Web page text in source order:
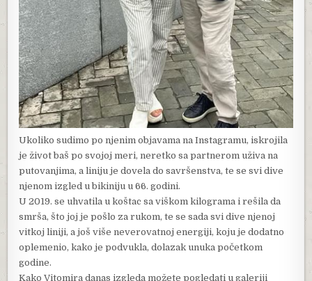
Ukoliko sudimo po njenim objavama na Instagramu, iskrojila
je život baš po svojoj meri, neretko sa partnerom uživa na
putovanjima, a liniju je dovela do savršenstva, te se svi dive
njenom izgled u bikiniju u 66. godini.
U 2019. se uhvatila u koštac sa viškom kilograma i rešila da
smrša, što joj je pošlo za rukom, te se sada svi dive njenoj
vitkoj liniji, a još više neverovatnoj energiji, koju je dodatno
oplemenio, kako je podvukla, dolazak unuka početkom
godine.
Kako Vitomira danas izgleda možete pogledati u galeriji